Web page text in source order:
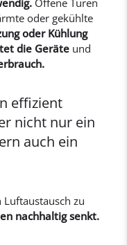
oder gekühlte
oder Kühlung
die Geräte und
effizient
nicht nur ein
auch ein
Luftaustausch zu
nachhaltig senkt.